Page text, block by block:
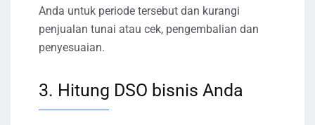
Anda untuk periode tersebut dan kurangi
penjualan tunai atau cek, pengembalian dan
penyesuaian.
3. Hitung DSO bisnis Anda